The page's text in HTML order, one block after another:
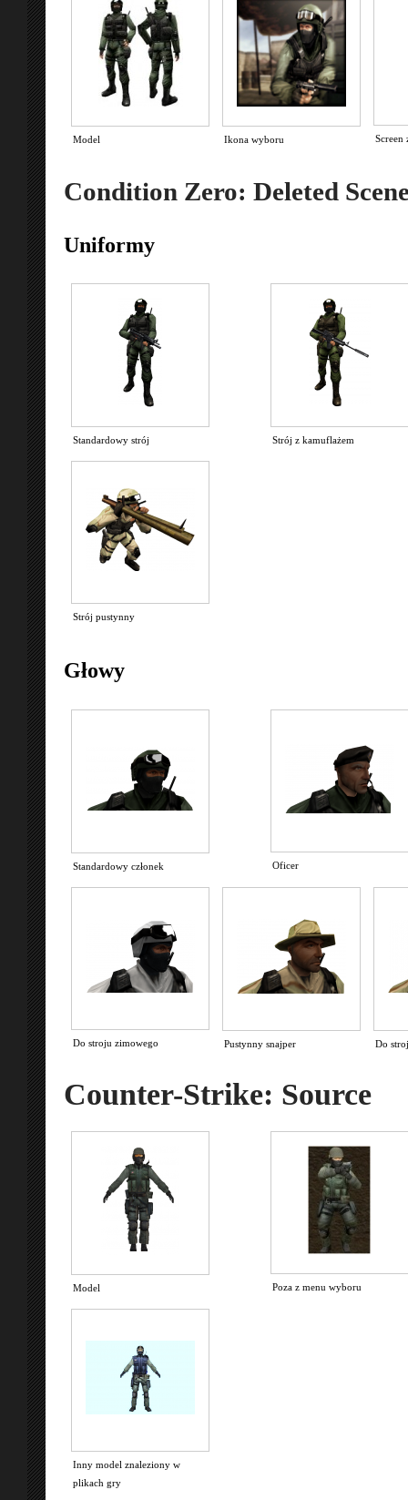
Model Ikona wyboru Screen
Condition Zero: Deleted
Uniformy
Standardowy strój Strój z kamuflażem
Strój pustynny
Głowy
Standardowy członek Oficer
Do stroju zimowego Pustynny snajper Do
Counter-Strike: Source
Model Poza z menu wyboru
Inny model znaleziony w
plikach gry